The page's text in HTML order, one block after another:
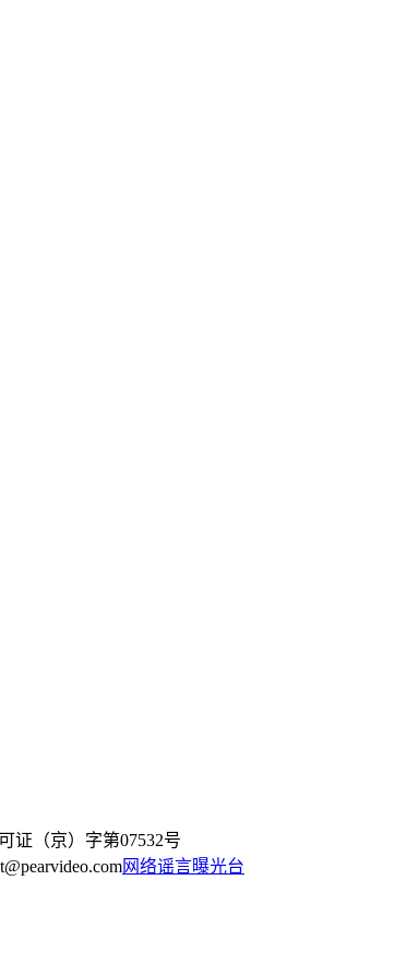
证（京）字第07532号
网络谣言曝光台